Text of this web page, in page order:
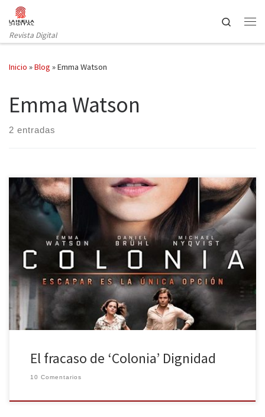
Saltar al contenido
Revista Digital
Search
Inicio »Blog »Emma Watson
Emma Watson
2 entradas
Chile, 11 de septiembre de 1973. Durante el Golpe de Estado del
general Pinochet, Daniel, un fotógrafo alemán simpatizante del
gobierno de Salvador Allende, y su novia Lena, azafata de vuelo,
son secuestrados por los defensores del régimen. La policía
secreta detendrá a Daniel por ser reconocido como el creador
[…]
El fracaso de ‘Colonia’ Dignidad
10 Comentarios